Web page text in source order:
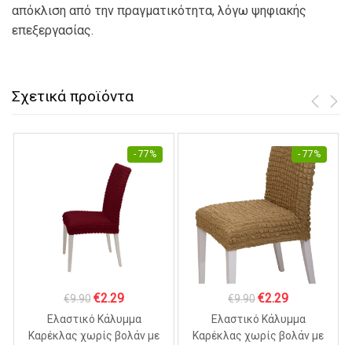
απόκλιση από την πραγματικότητα, λόγω ψηφιακής
επεξεργασίας.
Σχετικά προϊόντα
- 77%
€9.90 Original
price
was:
€2.29Η
τρέχουσα
τιμή
Ελαστικό Κάλυμμα
Καρέκλας χωρίς βολάν με
- 77%
€9.90 Original
price
was:
€2.29Η
τρέχουσα
τιμή
Ελαστικό Κάλυμμα
Καρέκλας χωρίς βολάν με